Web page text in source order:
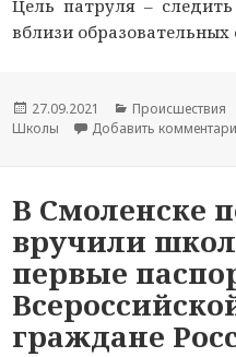
Цель патруля –
вблизи образовательных
Опубликовано
27.09.2021 Рубрики
Происшествия
Школы
Добавить
В Cмоленске
вручили
первые
граждане